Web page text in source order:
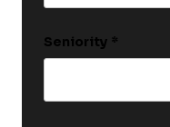
Seniority *